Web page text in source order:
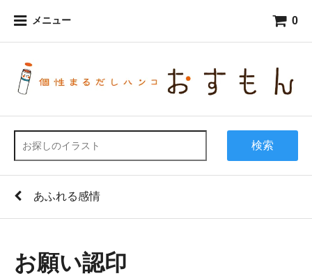
メニュー 0
検索
あふれる感情
お願い認印